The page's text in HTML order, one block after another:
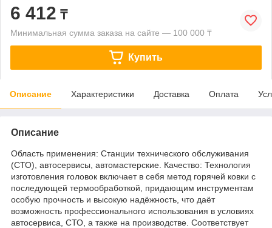
6 412 ₸
Минимальная сумма заказа на сайте — 100 000 ₸
Купить
Описание Характеристики Доставка Оплата
Описание
Область применения: Станции технического обслуживания
(СТО), автосервисы, автомастерские. Качество: Технология
изготовления головок включает в себя метод горячей ковки с
последующей термообработкой, придающим инструментам
особую прочность и высокую надёжность, что даёт
возможность профессионального использования в условиях
автосервиса, СТО, а также на производстве. Соответствует